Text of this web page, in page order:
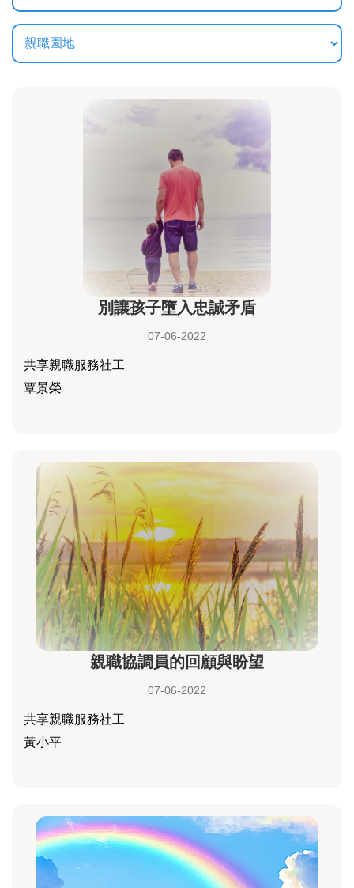
別讓孩子墮入忠誠矛盾
07-06-2022
共享親職服務社工
覃景榮
親職協調員的回顧與盼望
07-06-2022
共享親職服務社工
黃小平